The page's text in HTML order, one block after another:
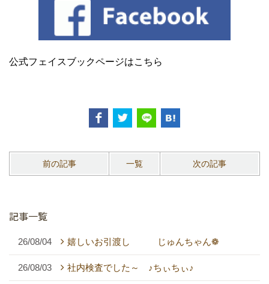
公式フェイスブックページはこちら
前の記事 一覧 次の記事
記事一覧
26/08/04 嬉しいお引渡し じゅんちゃん❁
26/08/03 社内検査でした～ ♪ちぃちぃ♪